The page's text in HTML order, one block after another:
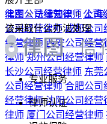
庄公司经营律师 太原公
公司经营律师
展开全部
利辛县律师 杜集区律师
裕安区律师 洛江区律师
光明新区律师 三水区律
师 博白县律师 独山县律
师 金沙县律师 安龙县律
法律咨询热线
服务时间：工作日09:00-
严禁采集，违者必究
©2004-2026
蜀ICP备15018055号-1
营业执照信息查看
找律师